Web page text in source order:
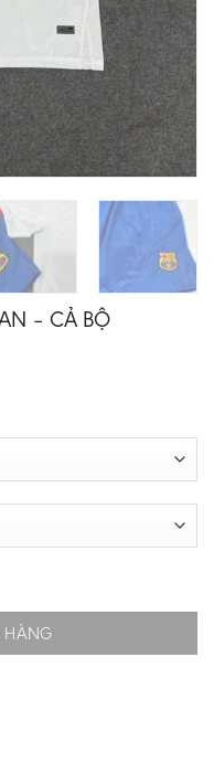
– CẢ BỘ
₫
₫
số lượng
HÀNG